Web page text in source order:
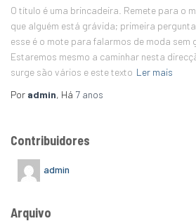
O título é uma brincadeira. Remete para o
que alguém está grávida; primeira
esse é o mote para falarmos de moda sem
Estaremos mesmo a caminhar nesta
surge são vários e este texto Ler mais
Por admin, Há 7 anos
Contribuidores
admin
Arquivo